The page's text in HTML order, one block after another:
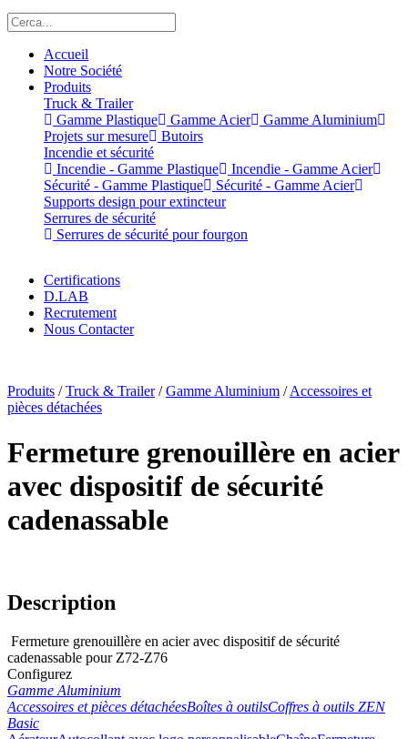
Accueil
Notre Société
Produits
Truck & Trailer
Gamme Plastique
Gamme Acier
Gamme Aluminium
Projets sur mesure
Butoirs
Incendie et sécurité
Incendie - Gamme Plastique
Incendie - Gamme Acier
Sécurité - Gamme Plastique
Sécurité - Gamme Acier
Supports design pour extincteur
Serrures de sécurité
Serrures de sécurité pour fourgon
Certifications
D.LAB
Recrutement
Nous Contacter
Produits /Truck & Trailer/Gamme Aluminium /Accessoires et
pièces détachées
Fermeture grenouillère en acier
avec dispositif de sécurité
cadenassable
Description
Fermeture grenouillère en acier avec dispositif de sécurité
cadenassable pour Z72-Z76
Configurez
Gamme Aluminium
Accessoires et pièces détachéesBoîtes à outilsCoffres à outils ZEN
Basic